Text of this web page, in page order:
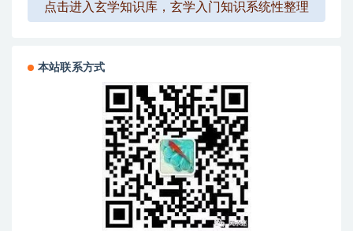
点击进入玄学知识库，玄学入门知识系统性整理
本站联系方式